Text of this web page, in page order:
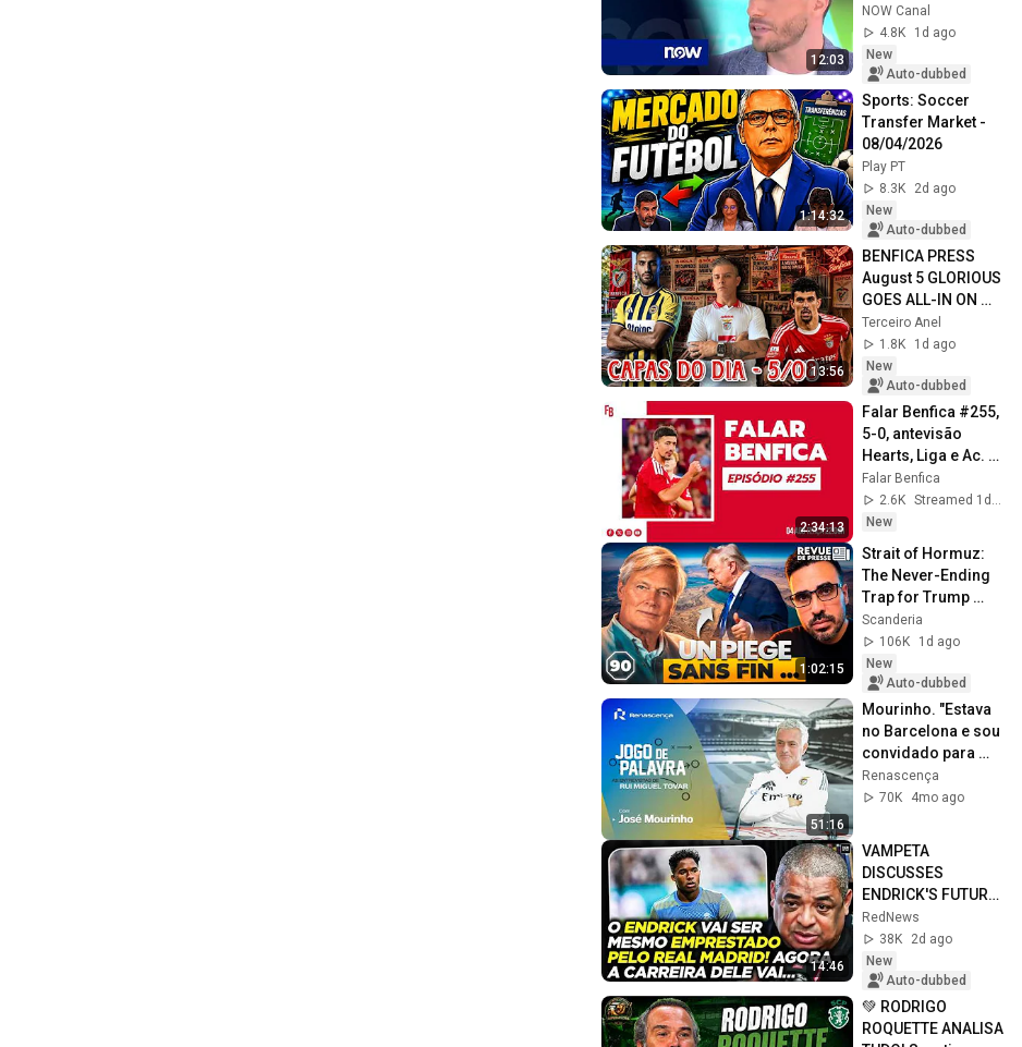
12:03
demands Pedro
Proença maintain
agenda at Estádio
da L...
NOW Canal
4.8K
1d ago
New
Auto-dubbed
1:14:32
Sports: Soccer
Transfer Market -
08/04/2026
Play PT
8.3K
2d ago
New
Auto-dubbed
13:56
BENFICA PRESS
August 5 GLORIOUS
GOES ALL-IN ON
TOMÁS AND
PAVLIDIS DESPITE
THE PRESSURE!! 🦅
🔴
Terceiro Anel
1.8K
1d ago
New
Auto-dubbed
2:34:13
Falar Benfica #255,
5-0, antevisão
Hearts, Liga e Ac.
Viseu, o mercado.
Falar Benfica
2.6K
Streamed 1d ago
New
1:02:15
Strait of Hormuz:
The Never-Ending
Trap for Trump
#octogone90
Scanderia
106K
1d ago
New
Auto-dubbed
51:16
Mourinho. "Estava
no Barcelona e sou
convidado para
treinar o Braga. O
meu pai diz 'tem
Renascença
70K
4mo ago
14:46
VAMPETA
DISCUSSES
ENDRICK'S FUTURE
AMID POSSIBLE
NEW REAL MADRID
LOAN
RedNews
38K
2d ago
New
Auto-dubbed
💚 RODRIGO
ROQUETTE ANALISA